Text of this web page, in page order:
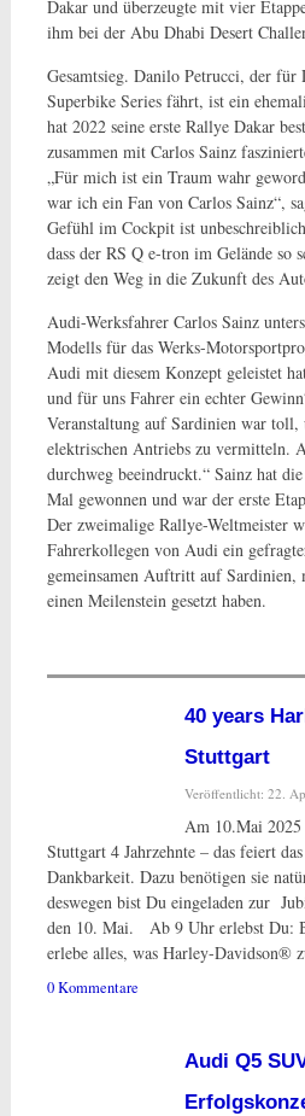
Dakar und überzeugte mit vier
ihm bei der Abu Dhabi Desert
Gesamtsieg. Danilo Petrucci, der
Superbike Series fährt, ist ein
hat 2022 seine erste Rallye Dakar
zusammen mit Carlos Sainz
„Für mich ist ein Traum wahr
war ich ein Fan von Carlos Sainz“,
Gefühl im Cockpit ist
dass der RS Q e-tron im Gelände so
zeigt den Weg in die Zukunft des
Audi-Werksfahrer Carlos Sainz
Modells für das Werks-
Audi mit diesem Konzept geleistet
und für uns Fahrer ein echter
Veranstaltung auf Sardinien war
elektrischen Antriebs zu vermitteln.
durchweg beeindruckt.“ Sainz hat
Mal gewonnen und war der erste
Der zweimalige Rallye-Weltmeister
Fahrerkollegen von Audi ein
gemeinsamen Auftritt auf
einen Meilenstein gesetzt haben.
40 years
Stuttgart
Veröffentlicht: 22.
Am 10.Mai 2025
Stuttgart 4 Jahrzehnte – das feiert
Dankbarkeit. Dazu benötigen sie
deswegen bist Du eingeladen zur
den 10. Mai. Ab 9 Uhr erlebst Du:
erlebe alles, was Harley-Davidson®
0 Kommentare
Audi Q5